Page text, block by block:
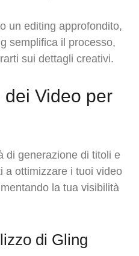
un editing approfondito,
semplifica il processo,
sui dettagli creativi.
Video per
di generazione di titoli e
a ottimizzare i tuoi video
la tua visibilità
di Gling